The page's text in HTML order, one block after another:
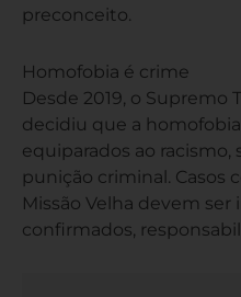
preconceito.
Homofobia é crime
Desde 2019, o Supremo
decidiu que a
equiparados ao racismo,
punição criminal. Casos
Missão Velha devem ser
confirmados,